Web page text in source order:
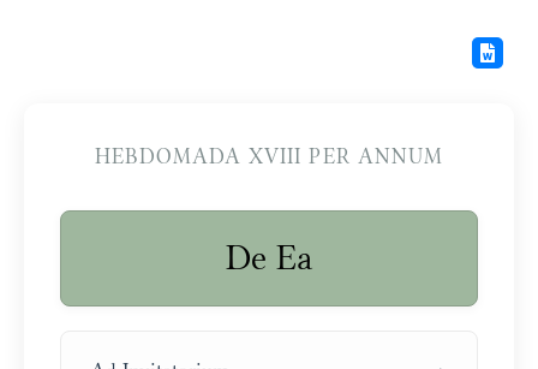
HEBDOMADA XVIII PER ANNUM
De Ea